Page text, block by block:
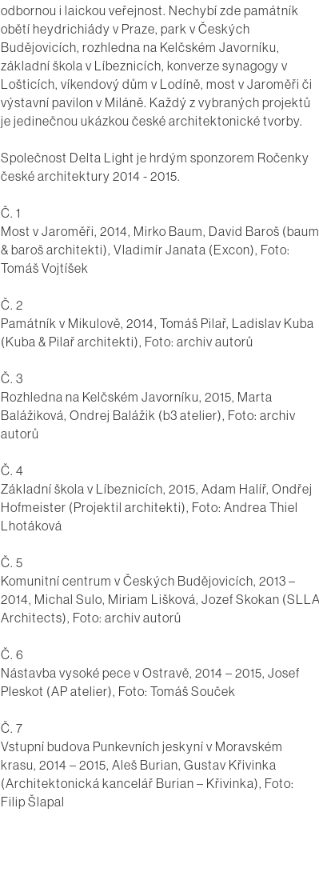
odbornou i laickou veřejnost. Nechybí zde památník
obětí heydrichiády v Praze, park v Českých
Budějovicích, rozhledna na Kelčském Javorníku,
základní škola v Líbeznicích, konverze synagogy v
Lošticích, víkendový dům v Lodíně, most v Jaroměři či
výstavní pavilon v Miláně. Každý z vybraných projektů
je jedinečnou ukázkou české architektonické tvorby.
Společnost Delta Light je hrdým sponzorem Ročenky
české architektury 2014 - 2015.
Č. 1
Most v Jaroměři, 2014, Mirko Baum, David Baroš (baum
& baroš architekti), Vladimír Janata (Excon), Foto:
Tomáš Vojtíšek
Č. 2
Památník v Mikulově, 2014, Tomáš Pilař, Ladislav Kuba
(Kuba & Pilař architekti), Foto: archiv autorů
Č. 3
Rozhledna na Kelčském Javorníku, 2015, Marta
Balážiková, Ondrej Balážik (b3 atelier), Foto: archiv
autorů
Č. 4
Základní škola v Líbeznicích, 2015, Adam Halíř, Ondřej
Hofmeister (Projektil architekti), Foto: Andrea Thiel
Lhotáková
Č. 5
Komunitní centrum v Českých Budějovicích, 2013 –
2014, Michal Sulo, Miriam Lišková, Jozef Skokan (SLLA
Architects), Foto: archiv autorů
Č. 6
Nástavba vysoké pece v Ostravě, 2014 – 2015, Josef
Pleskot (AP atelier), Foto: Tomáš Souček
Č. 7
Vstupní budova Punkevních jeskyní v Moravském
krasu, 2014 – 2015, Aleš Burian, Gustav Křivinka
(Architektonická kancelář Burian – Křivinka), Foto:
Filip Šlapal